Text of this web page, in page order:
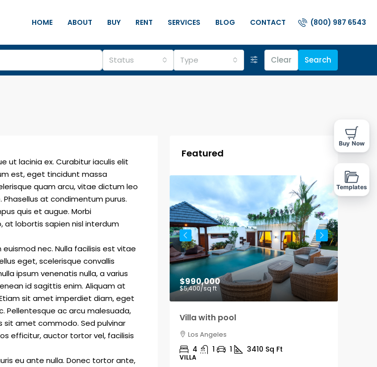
HOME ABOUT BUY RENT SERVICES BLOG CONTACT (800) 987 6543
Status Type Clear Search
ut lacinia ex. Curabitur iaculis elit
est, eget tincidunt massa
quam arcu, vitae dictum leo
at condimentum purus.
quis et augue. Morbi
at lobortis sapien nisl interdum
nec. Nulla facilisis est vitae
eget, scelerisque convallis
ipsum venenatis nulla, a varius
id sagittis enim. Aliquam at
sit amet imperdiet diam, eget
Pellentesque ac arcu malesuada,
sit amet commodo. Sed pulvinar
efficitur, auctor tortor vel, facilisis
eu ante nulla. Donec tortor ante,
Featured
$1,900/mo
Modern office space
Los Angeles
OFFICE
$990,000
$5,400/sq ft
Villa with pool
Los Angeles
4 1 1 3410 Sq Ft
VILLA
Buy Now
Templates